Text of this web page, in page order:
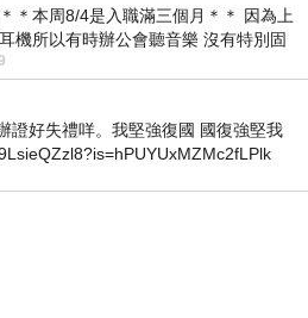
＊本周8/4是入職滿三個月＊＊ 因為上
機所以有時辦公會聽音樂 沒有特別固
是一周某一天會固定聽'90
證好失禮咩。我堅強復國 國復強堅我